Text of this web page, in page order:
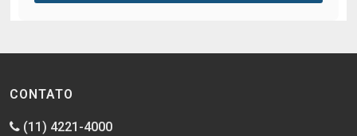
CONTATO
(11) 4221-4000